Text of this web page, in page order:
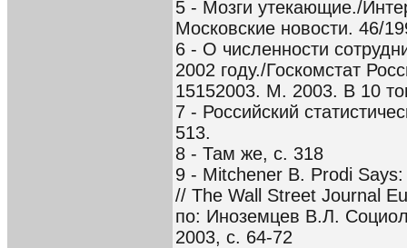
5 - Мозги утекающие./
Московские новости. 46/
6 - О численности
2002 году./Госкомстат
15152003. М. 2003. В 10
7 - Российский
513.
8 - Там же, с. 318
9 - Mitchener B. Prodi
// The Wall Street Journal
по: Иноземцев В.Л.
2003, с. 64-72